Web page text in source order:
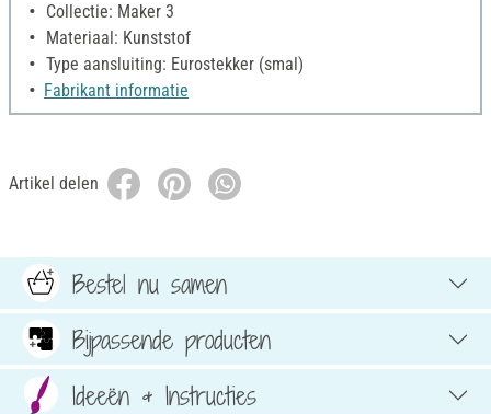
Collectie: Maker 3
Materiaal: Kunststof
Type aansluiting: Eurostekker (smal)
Fabrikant informatie
Artikel delen
Bestel nu samen
Bijpassende producten
Ideeën & Instructies